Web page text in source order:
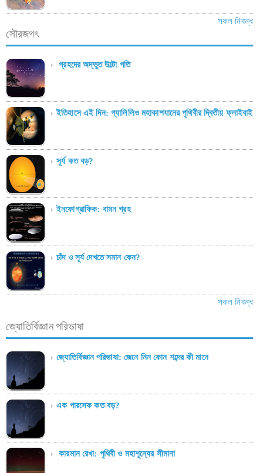
সকল নিবন্ধ
সৌরজগৎ
গ্রহদের অদ্ভুত উল্টো গতি
ইতিহাসে এই দিন: গ্যালিলিও মহাকাশযানের পৃথিবীর দ্বিতীয় ফ্লাইবাই
সূর্য কত বড়?
ইনফোগ্রাফিক: বামন গ্রহ
চাঁদ ও সূর্য দেখতে সমান কেন?
সকল নিবন্ধ
জ্যোতির্বিজ্ঞান পরিভাষা
জ্যোতির্বিজ্ঞান পরিভাষা: জেনে নিন কোন শব্দের কী মানে
এক পারসেক কত বড়?
কারমান রেখা: পৃথিবী ও মহাশূন্যের সীমানা